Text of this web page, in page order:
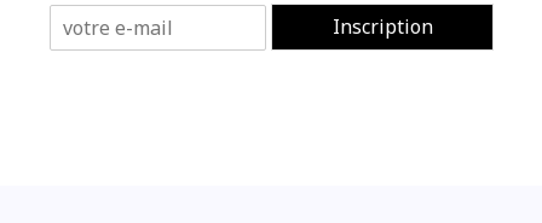
E
m
Inscription